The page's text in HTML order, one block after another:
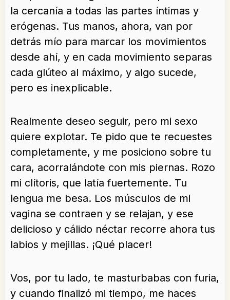
la cercanía a todas las partes íntimas y
erógenas. Tus manos, ahora, van por
detrás mío para marcar los movimientos
desde ahí, y en cada movimiento separas
cada glúteo al máximo, y algo sucede,
pero es inexplicable.
Realmente deseo seguir, pero mi sexo
quiere explotar. Te pido que te recuestes
completamente, y me posiciono sobre tu
cara, acorralándote con mis piernas. Rozo
mi clítoris, que latía fuertemente. Tu
lengua me besa. Los músculos de mi
vagina se contraen y se relajan, y ese
delicioso y cálido néctar recorre ahora tus
labios y mejillas. ¡Qué placer!
Vos, por tu lado, te masturbabas con furia,
y cuando finalizó mi tiempo, me haces